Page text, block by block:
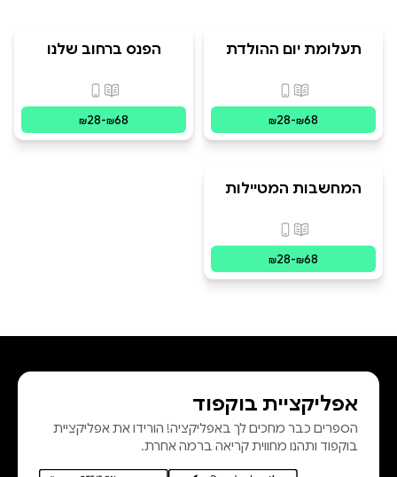
תעלומת יום ההולדת
פורמטים זמינים
מודפס, דיגיטלי
₪28-₪68
הפנס ברחוב שלנו
פורמטים זמינים
₪28-₪68
המחשבות המטיילות
פורמטים זמינים
₪28-₪68
אפליקציית בוקפוד
הספרים כבר מחכים לך באפליקציה! הורידו את אפליקציית
בוקפוד ותהנו מחווית קריאה ברמה אחרת.